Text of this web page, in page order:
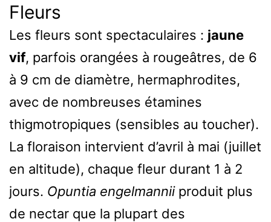
Fleurs
Les fleurs sont spectaculaires : jaune
vif, parfois orangées à rougeâtres, de 6
à 9 cm de diamètre, hermaphrodites,
avec de nombreuses étamines
thigmotropiques (sensibles au toucher).
La floraison intervient d’avril à mai (juillet
en altitude), chaque fleur durant 1 à 2
jours. Opuntia engelmanniiproduit plus
de nectar que la plupart des